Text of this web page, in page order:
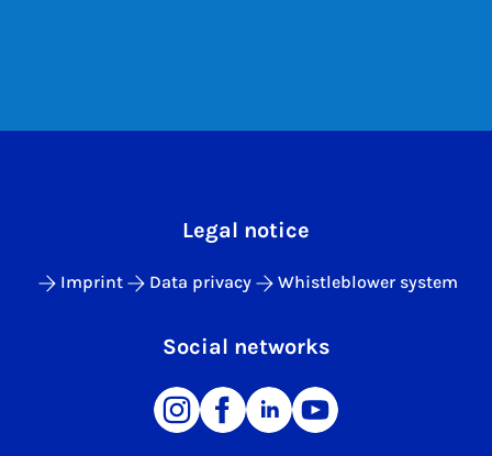
Legal notice
Imprint Data privacy Whistleblower system
Social networks